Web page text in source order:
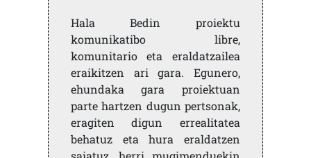
Hala Bedin proiektu
komunikatibo libre,
komunitario eta eraldatzailea
eraikitzen ari gara. Egunero,
ehundaka gara proiektuan
parte hartzen dugun pertsonak,
eragiten digun errealitatea
behatuz eta hura eraldatzen